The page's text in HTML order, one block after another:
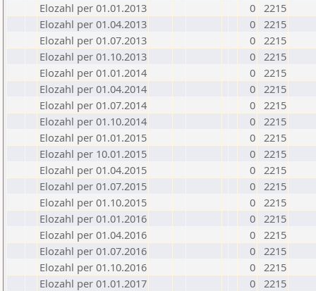
Elozahl per 01.01.2013
0 2215
Elozahl per 01.04.2013
0 2215
Elozahl per 01.07.2013
0 2215
Elozahl per 01.10.2013
0 2215
Elozahl per 01.01.2014
0 2215
Elozahl per 01.04.2014
0 2215
Elozahl per 01.07.2014
0 2215
Elozahl per 01.10.2014
0 2215
Elozahl per 01.01.2015
0 2215
Elozahl per 10.01.2015
0 2215
Elozahl per 01.04.2015
0 2215
Elozahl per 01.07.2015
0 2215
Elozahl per 01.10.2015
0 2215
Elozahl per 01.01.2016
0 2215
Elozahl per 01.04.2016
0 2215
Elozahl per 01.07.2016
0 2215
Elozahl per 01.10.2016
0 2215
Elozahl per 01.01.2017
0 2215